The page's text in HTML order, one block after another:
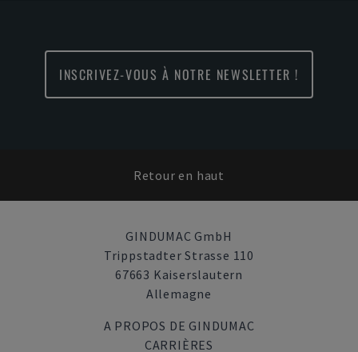
INSCRIVEZ-VOUS À NOTRE NEWSLETTER !
Retour en haut
GINDUMAC GmbH
Trippstadter Strasse 110
67663 Kaiserslautern
Allemagne
A PROPOS DE GINDUMAC
CARRIÈRES